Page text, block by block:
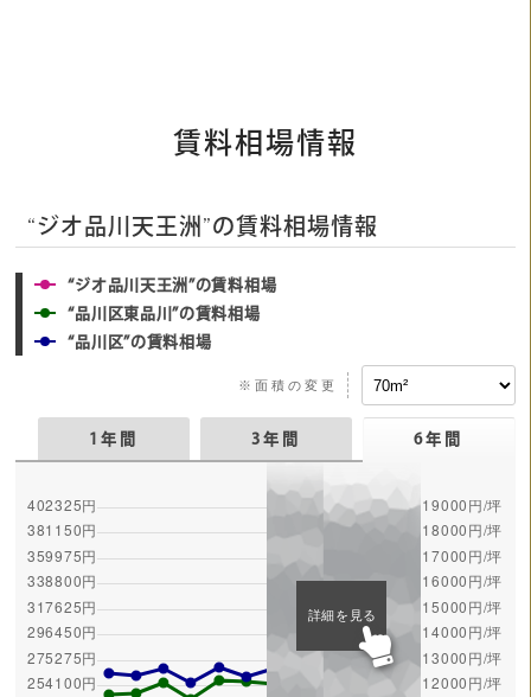
賃料相場情報
“ジオ品川天王洲”の賃料相場情報
“ジオ品川天王洲”の賃料相場
“品川区東品川”の賃料相場
“品川区”の賃料相場
※面積の変更
1年間 3年間 6年間
詳細を見る